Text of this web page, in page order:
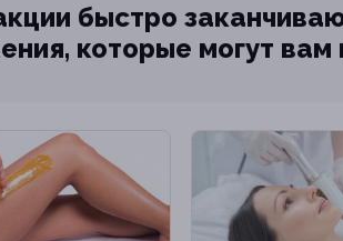
быстро
которые могут вам